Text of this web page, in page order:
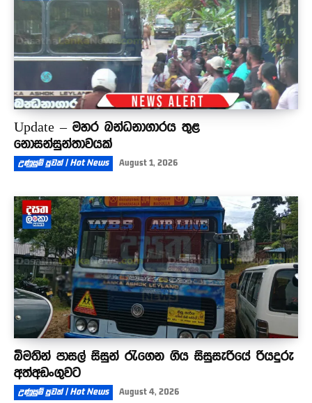
Update – මහර බන්ධනාගාරය තුළ
නොසන්සුන්තාවයක්
උණුසුම් පුවත් | Hot News August 1, 2026
බීමතින් පාසල් සිසුන් රැගෙන ගිය සිසුසැරියේ රියදුරු
අත්අඩංගුවට
උණුසුම් පුවත් | Hot News August 4, 2026